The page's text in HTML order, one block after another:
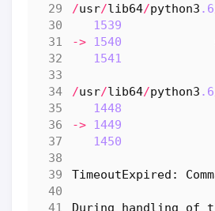
/usr/lib64/python3 .6
1539
->
1540
1541
/usr/lib64/python3 .6
1448
->
1449
1450
TimeoutExpired :
During handling of